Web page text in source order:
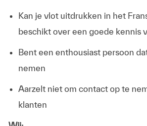
Kan je vlot uitdrukken in het
beschikt over een goede kennis
Bent een enthousiast persoon
nemen
Aarzelt niet om contact op te
klanten